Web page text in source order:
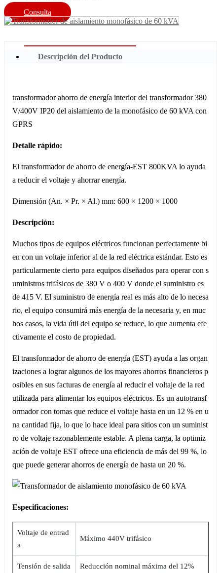
Consulta
Descripción del Producto
transformador ahorro de energía interior del transformador 380
V/400V IP20 del aislamiento de la monofásico de 60 kVA con
GPRS
Detalle rápido:
El transformador de ahorro de energía-EST 800KVA lo ayuda
a reducir el voltaje y ahorrar energía.
Dimensión (An. × Pr. × Al.) mm: 600 × 1200 × 1000
Descripción:
Muchos tipos de equipos eléctricos funcionan perfectamente bi
en con un voltaje inferior al de la red eléctrica estándar. Esto es
particularmente cierto para equipos diseñados para operar con s
uministros trifásicos de 380 V o 400 V donde el suministro es
de 415 V. El suministro de energía real es más alto de lo necesa
rio, el equipo consumirá más energía de la necesaria y, en muc
hos casos, la vida útil del equipo se reduce, lo que aumenta efe
ctivamente el costo de propiedad.
El transformador de ahorro de energía (EST) ayuda a las organ
izaciones a lograr algunos de los mayores ahorros financieros p
osibles en sus facturas de energía al reducir el voltaje de la red
utilizada para alimentar los equipos eléctricos. Es un autotransf
ormador con tomas que reduce el voltaje hasta en un 12 % en u
na cantidad fija, lo que lo hace ideal para sitios con un suminist
ro de voltaje razonablemente estable. A plena carga, la optimiz
ación de voltaje EST ofrece una eficiencia de más del 99 %, lo
que puede generar ahorros de energía de hasta un 20 %.
Especificaciones:
Voltaje de entrad
a
Máximo 440V trifásico
Tensión de salida Reducción nominal máxima del 12%